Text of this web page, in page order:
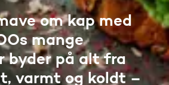
om kap med
mange
byder på alt fra
varmt og koldt –